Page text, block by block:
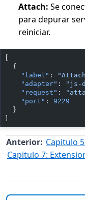
Attach: Se
para depurar
reiniciar.
  {
    "label"
:
    "adapter"
: "js-
    "request"
:
    "port"
: 9229
  }
Anterior: Capitulo
Capitulo 7: